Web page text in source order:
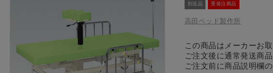
検査
処置
感染予防 おすすめアイテム
別送品 受発注商品
高田ベッド製作所
この商品はメーカーお
ご注文後に通常発送商
ご注文前に商品説明欄の